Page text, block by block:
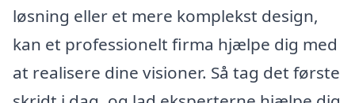
løsning eller et mere komplekst design,
kan et professionelt firma hjælpe dig med
at realisere dine visioner. Så tag det første